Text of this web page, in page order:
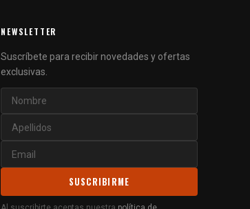
NEWSLETTER
Suscríbete para recibir novedades y ofertas
exclusivas.
SUSCRIBIRME